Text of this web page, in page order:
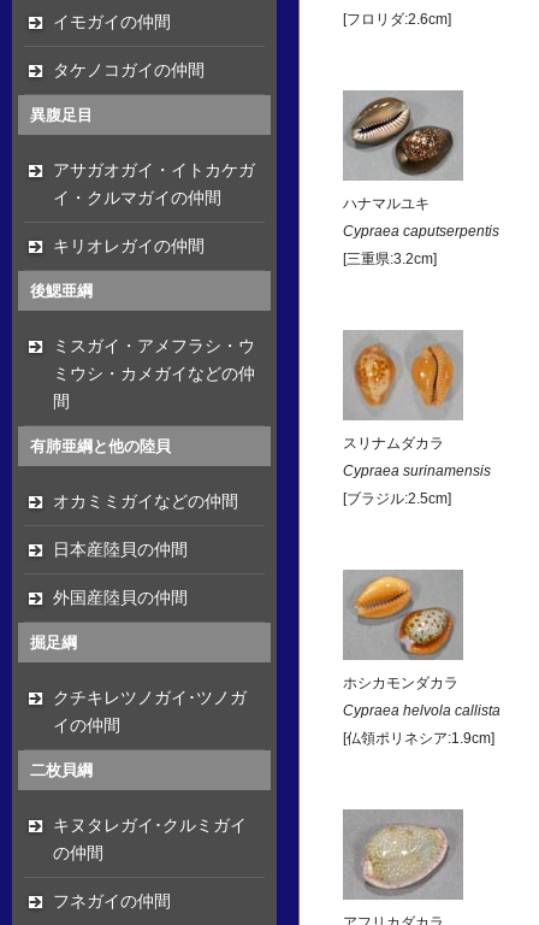
[フロリダ:2.6cm]
ハナマルユキ
Cypraea caputserpentis
[三重県:3.2cm]
スリナムダカラ
Cypraea surinamensis
[ブラジル:2.5cm]
ホシカモンダカラ
Cypraea helvola callista
[仏領ポリネシア:1.9cm]
イモガイの仲間
タケノコガイの仲間
異腹足目
アサガオガイ・イトカケガ
イ・クルマガイの仲間
キリオレガイの仲間
後鰓亜綱
ミスガイ・アメフラシ・ウ
ミウシ・カメガイなどの仲
間
有肺亜綱と他の陸貝
オカミミガイなどの仲間
日本産陸貝の仲間
外国産陸貝の仲間
掘足綱
クチキレツノガイ･ツノガ
イの仲間
二枚貝綱
キヌタレガイ･クルミガイ
の仲間
フネガイの仲間